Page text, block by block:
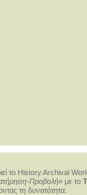
το History Archival
Προβολή» με το
τη δυνατότητα: